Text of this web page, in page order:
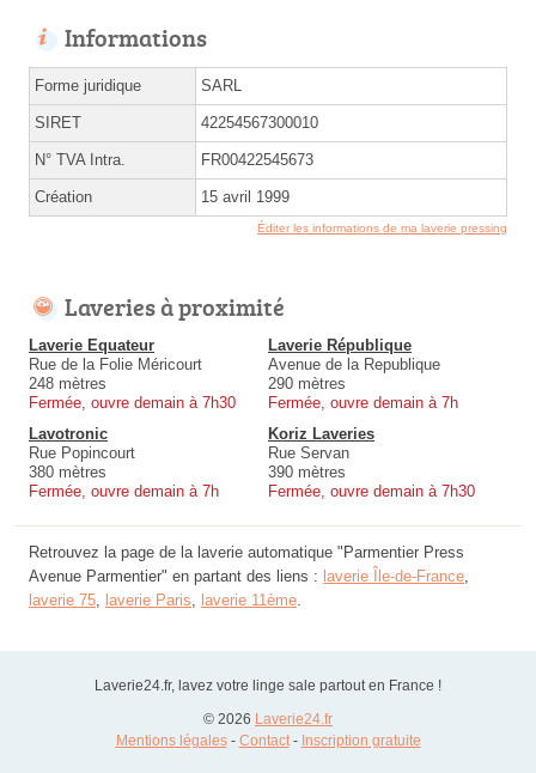
Informations
Forme juridique SARL
SIRET 42254567300010
N° TVA Intra. FR00422545673
Création 15 avril 1999
Éditer les informations de ma laverie pressing
Laveries à proximité
Laverie Equateur
Rue de la Folie Méricourt
248 mètres
Fermée, ouvre demain à 7h30
Laverie République
Avenue de la Republique
290 mètres
Fermée, ouvre demain à 7h
Lavotronic
Rue Popincourt
380 mètres
Fermée, ouvre demain à 7h
Koriz Laveries
Rue Servan
390 mètres
Fermée, ouvre demain à 7h30
Retrouvez la page de la laverie automatique "Parmentier Press
Avenue Parmentier" en partant des liens : laverie Île-de-France
laverie 75
laverie Paris laverie 11ème
Laverie24.fr, lavez votre linge sale partout en France !
© 2026 Laverie24.fr
Mentions légales- Contact- Inscription gratuite